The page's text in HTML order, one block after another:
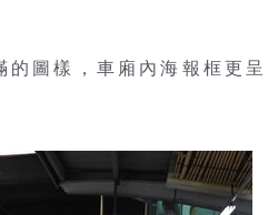
圖樣，車廂內海報框更呈